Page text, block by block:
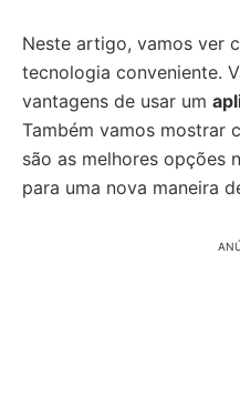
Neste artigo, vamos ver
tecnologia conveniente.
vantagens de usar um
Também vamos mostrar
são as melhores opções
para uma nova maneira